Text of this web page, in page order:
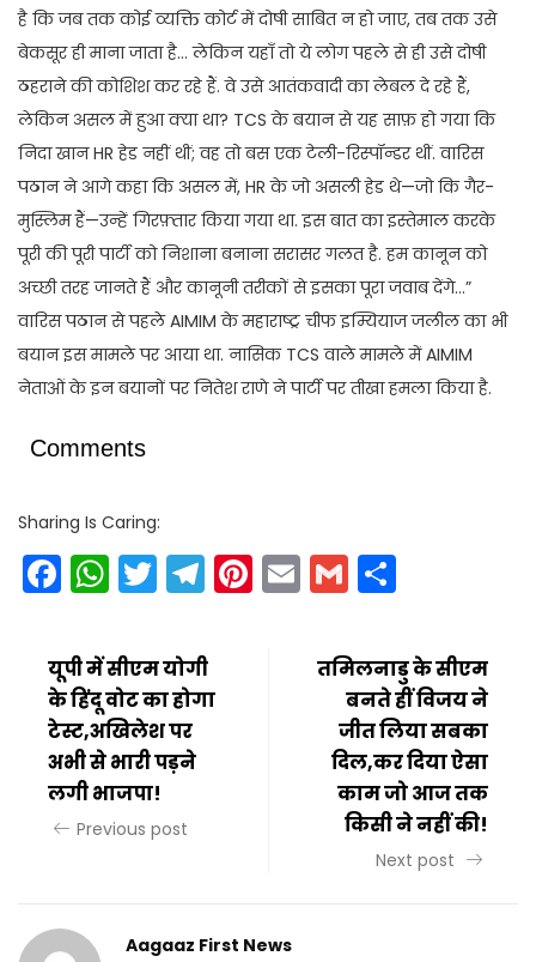
है कि जब तक कोई व्यक्ति कोर्ट में दोषी साबित न हो जाए, तब तक उसे
बेकसूर ही माना जाता है… लेकिन यहाँ तो ये लोग पहले से ही उसे दोषी
ठहराने की कोशिश कर रहे हैं. वे उसे आतंकवादी का लेबल दे रहे हैं,
लेकिन असल में हुआ क्या था? TCS के बयान से यह साफ़ हो गया कि
निदा खान HR हेड नहीं थीं; वह तो बस एक टेली-रिस्पॉन्डर थीं. वारिस
पठान ने आगे कहा कि असल में, HR के जो असली हेड थे—जो कि गैर-
मुस्लिम हैं—उन्हें गिरफ़्तार किया गया था. इस बात का इस्तेमाल करके
पूरी की पूरी पार्टी को निशाना बनाना सरासर गलत है. हम कानून को
अच्छी तरह जानते हैं और कानूनी तरीकों से इसका पूरा जवाब देंगे…”
वारिस पठान से पहले AIMIM के महाराष्ट्र चीफ इम्यियाज जलील का भी
बयान इस मामले पर आया था. नासिक TCS वाले मामले में AIMIM
नेताओं के इन बयानों पर नितेश राणे ने पार्टी पर तीखा हमला किया है.
Comments
Sharing Is Caring:
Facebook
WhatsApp
Twitter
Telegram
Pinterest
EmailGmail
यूपी में सीएम योगी
के हिंदू वोट का होगा
टेस्ट,अखिलेश पर
अभी से भारी पड़ने
लगी भाजपा!
Previous post
तमिलनाडु के सीएम
बनते हीं विजय ने
जीत लिया सबका
दिल,कर दिया ऐसा
काम जो आज तक
किसी ने नहीं की!
Next post
Aagaaz First News